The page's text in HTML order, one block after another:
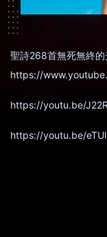
聖詩268首無死無終的
https://
https://youtu.be/
https://youtu.be/